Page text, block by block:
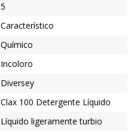
5
Característico
Químico
Incoloro
Diversey
Clax 100 Detergente Líquido
Líquido ligeramente turbio